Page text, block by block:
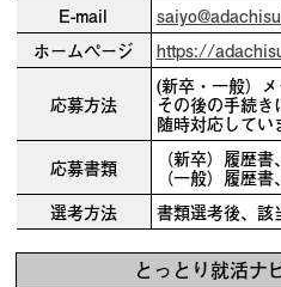
E-mail
ホームページ
https://
応募方法
(新卒・一般）
その後の手続
随時対応してい
応募書類
（新卒）履歴
（一般）履歴
選考方法
書類選考後、該
とっとり就活ナ